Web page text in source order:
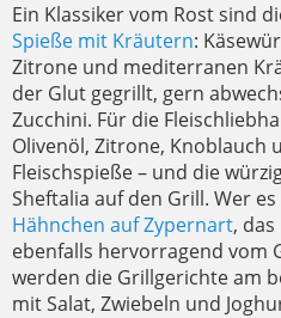
Ein Klassiker vom Rost sind
Spieße mit Kräutern:
Zitrone und mediterranen
der Glut gegrillt, gern
Zucchini. Für die
Olivenöl, Zitrone, Knoblauch
Fleischspieße – und die
Sheftalia auf den Grill. Wer
Hähnchen auf Zypernart,
ebenfalls hervorragend vom
werden die Grillgerichte am
mit Salat, Zwiebeln und